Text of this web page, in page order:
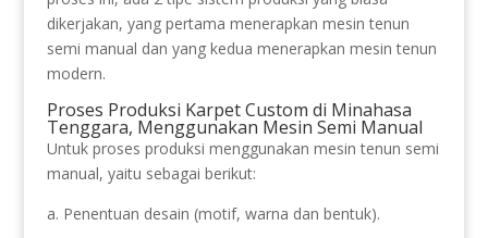
dikerjakan, yang pertama menerapkan mesin tenun
semi manual dan yang kedua menerapkan mesin tenun
modern.
Proses Produksi Karpet Custom di Minahasa
Tenggara, Menggunakan Mesin Semi Manual
Untuk proses produksi menggunakan mesin tenun semi
manual, yaitu sebagai berikut:
a. Penentuan desain (motif, warna dan bentuk).